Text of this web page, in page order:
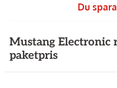
Du
Mustang Electronic
paketpris